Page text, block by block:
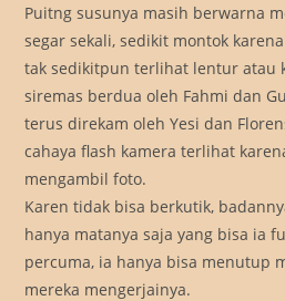
Puitng susunya masih berwarna
segar sekali, sedikit montok
tak sedikitpun terlihat lentur atau
siremas berdua oleh Fahmi dan
terus direkam oleh Yesi dan
cahaya flash kamera terlihat
mengambil foto.
Karen tidak bisa berkutik,
hanya matanya saja yang bisa ia
percuma, ia hanya bisa menutup
mereka mengerjainya.